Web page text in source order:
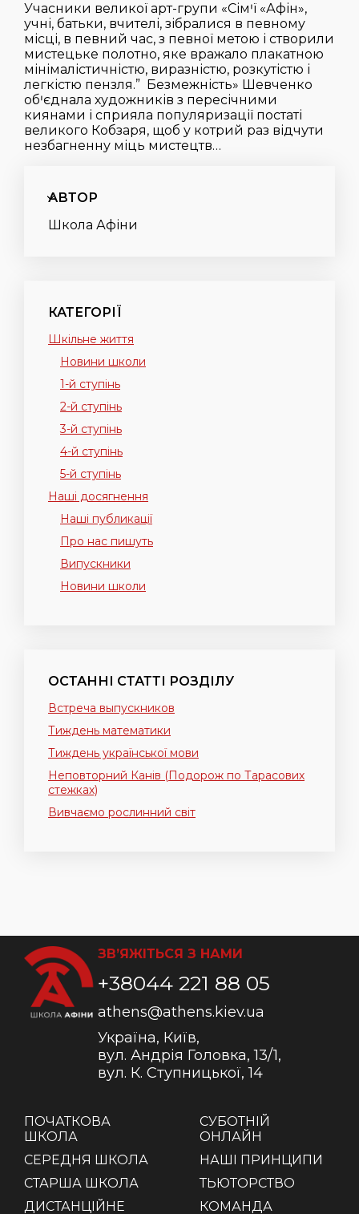
Учасники великої арт-групи «Сімꞌї «Афін»,
учні, батьки, вчителі, зібралися в певному
місці, в певний час, з певної метою і створили
мистецьке полотно, яке вражало плакатною
мінімалістичністю, виразністю, розкутістю і
легкістю пензля.” Безмежність» Шевченко
обꞌєднала художників з пересічними
киянами і сприяла популяризації постаті
великого Кобзаря, щоб у котрий раз відчути
незбагненну міць мистецтв…
АВТОР
Школа Афіни
КАТЕГОРІЇ
Шкільне життя
Новини школи
1-й ступінь
2-й ступінь
3-й ступінь
4-й ступінь
5-й ступінь
Наші досягнення
Наші публикації
Про нас пишуть
Випускники
Новини школи
ОСТАННІ СТАТТІ РОЗДІЛУ
Встреча выпускников
Тиждень математики
Тиждень української мови
Неповторний Канів (Подорож по Тарасових
стежках)
Вивчаємо рослинний світ
ПОЧАТКОВА
ШКОЛА
СЕРЕДНЯ ШКОЛА
СТАРША ШКОЛА
ДИСТАНЦІЙНЕ
СУБОТНІЙ
ОНЛАЙН
НАШІ ПРИНЦИПИ
ТЬЮТОРСТВО
КОМАНДА
ЗВ’ЯЖІТЬСЯ З НАМИ
+38044 221 88 05
athens@athens.kiev.ua
Україна, Київ,
вул. Андрія Головка, 13/1,
вул. К. Ступницької, 14